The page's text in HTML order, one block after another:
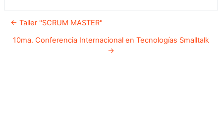
← Taller "SCRUM MASTER"
10ma. Conferencia Internacional en Tecnologías Smalltalk
→